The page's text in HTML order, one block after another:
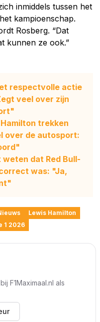
inmiddels tussen het
kampioenschap.
Rosberg. “Dat
kunnen ze ook.”
respectvolle actie
veel over zijn
trekken
over de autosport:
dat Red Bull-
was: "Ja,
Lewis Hamilton
1 2026
F1Maximaal.nl als